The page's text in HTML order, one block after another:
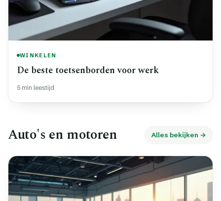
WINKELEN
De beste toetsenborden voor werk
5 min leestijd
Auto's en motoren Alles bekijken →